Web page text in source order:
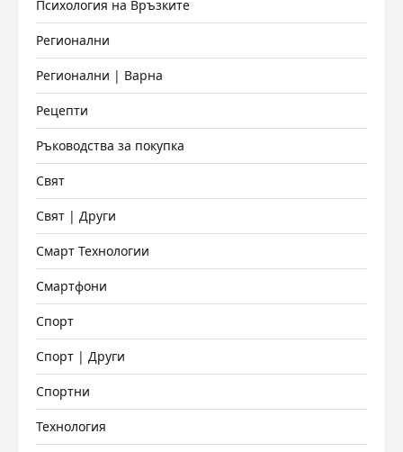
Психология на Връзките
Регионални
Регионални | Варна
Рецепти
Ръководства за покупка
Свят
Свят | Други
Смарт Технологии
Смартфони
Спорт
Спорт | Други
Спортни
Технология